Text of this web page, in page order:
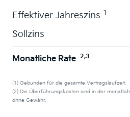
Effektiver Jahreszins 1
Sollzins
Monatliche Rate 2,3
(1) Gebunden für die gesamte Vertragslaufzeit.
(2) Die Überführungskosten sind in der
ohne Gewähr.